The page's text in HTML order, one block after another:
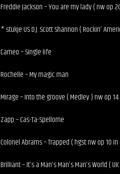
Freddie Jackson – You are my lady ( nw op
* stukje US D.J. Scott Shannon ( Rockin’
Cameo – Single life
Rochelle – My magic man
Mirage – Into the groove ( Medley ) nw op
Zapp – Cas-Ta-Spellome
Colonel Abrams – Trapped ( hgst nw op 10
Brilliant – It’s a Man’s Man’s Man’s World (